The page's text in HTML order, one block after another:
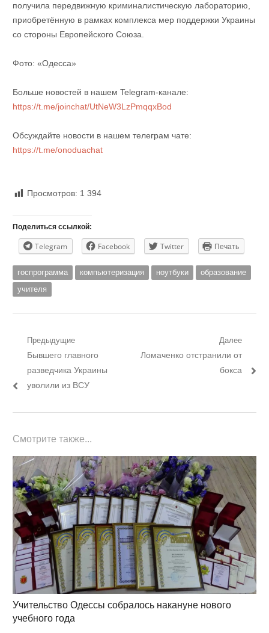
получила передвижную криминалистическую лабораторию,
приобретённую в рамках комплекса мер поддержки Украины
со стороны Европейского Союза.
Фото: «Одесса»
Больше новостей в нашем Telegram-канале:
https://t.me/joinchat/UtNeW3LzPmqqxBod
Обсуждайте новости в нашем телеграм чате:
https://t.me/onoduachat
Просмотров: 1 394
Поделиться ссылкой:
Telegram Facebook Twitter Печать
госпрограмма компьютеризация ноутбуки
образование
учителя
Навигация
записям
Предыдущие
Предыдущий
пост:
Бывшего главного
разведчика Украины
уволили из ВСУ
Далее
Следующий
Ломаченко отстранили от
бокса
Смотрите также...
Учительство Одессы собралось накануне нового
учебного года